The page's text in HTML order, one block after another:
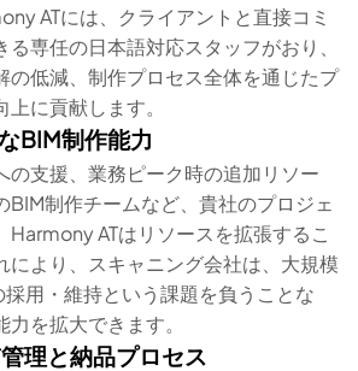
ATには、クライアントと直接コミ
る専任の日本語対応スタッフがおり、
の低減、制作プロセス全体を通じたプ
に貢献します。
BIM制作能力
の支援、業務ピーク時の追加リソー
BIM制作チームなど、貴社のプロジェ
Harmony ATはリソースを拡張するこ
により、スキャニング会社は、大規模
用・維持という課題を負うことな
を拡大できます。
理と納品プロセス